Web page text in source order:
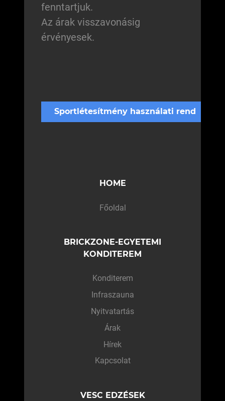
fenntartjuk.
Az árak visszavonásig
érvényesek.
Sportlétesítmény használati rend
HOME
Főoldal
BRICKZONE-EGYETEMI
KONDITEREM
Konditerem
Infraszauna
Nyitvatartás
Árak
Hírek
Kapcsolat
VESC EDZÉSEK